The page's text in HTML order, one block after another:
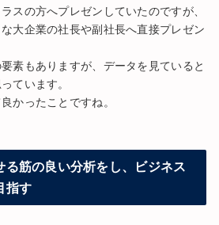
スの方へプレゼンしていたのですが、
大企業の社長や副社長へ直接プレゼン
素もありますが、データを見ていると
ています。
かったことですね。
る筋の良い分析をし、ビジネス
指す